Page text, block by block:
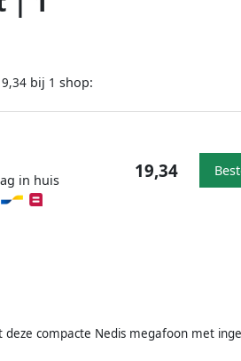
bij 1 shop:
in huis
19,34
compacte Nedis megafoon met